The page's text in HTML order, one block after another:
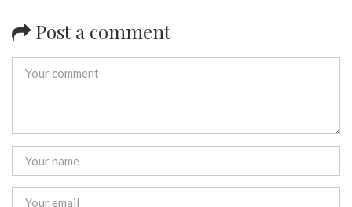
Post a comment